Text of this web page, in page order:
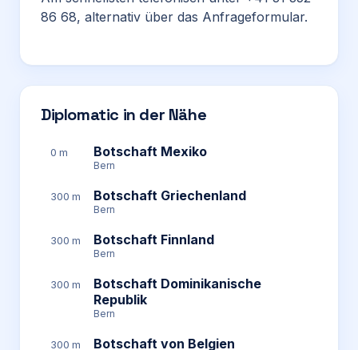
86 68, alternativ über das Anfrageformular.
Diplomatic in der Nähe
0 m Botschaft Mexiko
Bern
300 m Botschaft Griechenland
Bern
300 m Botschaft Finnland
Bern
300 m
Botschaft Dominikanische
Republik
Bern
300 m Botschaft von Belgien